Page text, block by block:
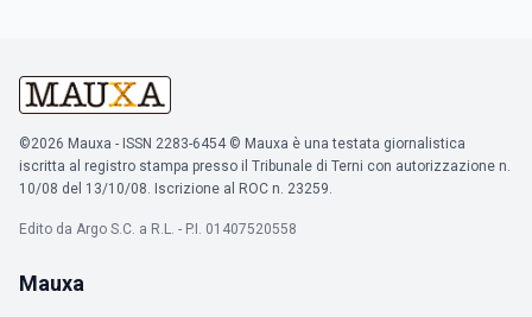
©2026 Mauxa - ISSN 2283-6454 © Mauxa è una testata giornalistica
iscritta al registro stampa presso il Tribunale di Terni con autorizzazione n.
10/08 del 13/10/08. Iscrizione al ROC n. 23259.
Edito da Argo S.C. a R.L. - P.I. 01407520558
Mauxa